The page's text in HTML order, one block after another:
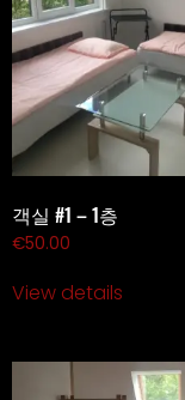
객실 #1 – 1층
€50.00
View details